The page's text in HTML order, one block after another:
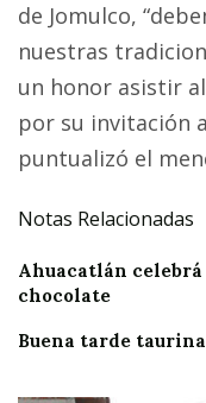
de Jomulco,
nuestras
un honor asistir
por su invitación
puntualizó el
Notas Relacionadas
Ahuacatlán celebrá
chocolate
Buena tarde